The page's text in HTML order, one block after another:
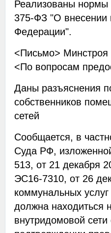
Реализованы нормы
375-ФЗ "О внесении
Федерации".
<Письмо> Минстроя
<По вопросам
Даны разъяснения
собственников
сетей
Сообщается, в
Суда РФ,
513, от 21 декабря
ЭС16-7310, от 26
коммунальных
должна находиться
внутридомовой